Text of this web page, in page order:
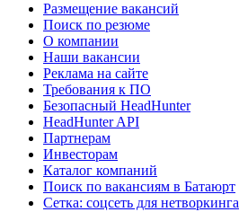
Размещение вакансий
Поиск по резюме
О компании
Наши вакансии
Реклама на сайте
Требования к ПО
Безопасный HeadHunter
HeadHunter API
Партнерам
Инвесторам
Каталог компаний
Поиск по вакансиям в Батаюрт
Сетка: соцсеть для нетворкинга